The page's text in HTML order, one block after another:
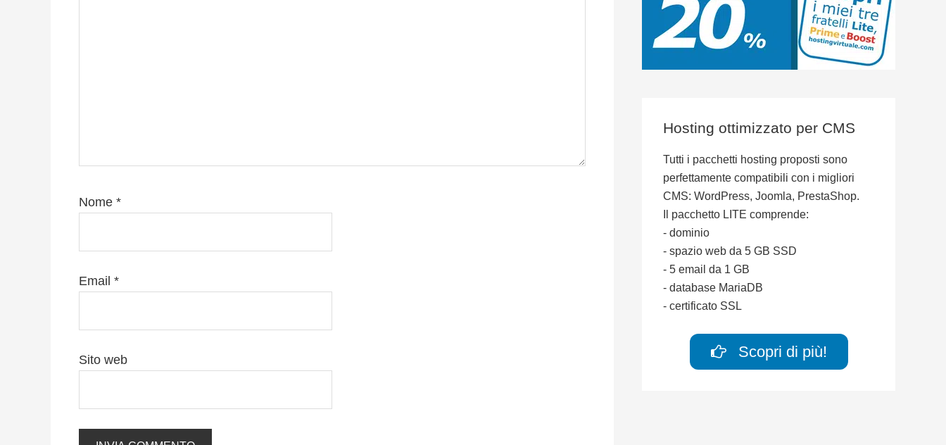
Nome *
Email *
Sito web
Hosting ottimizzato per CMS
Tutti i pacchetti hosting proposti sono
perfettamente compatibili con i migliori
CMS: WordPress, Joomla, PrestaShop.
Il pacchetto LITE comprende:
- dominio
- spazio web da 5 GB SSD
- 5 email da 1 GB
- database MariaDB
- certificato SSL
Scopri di più!